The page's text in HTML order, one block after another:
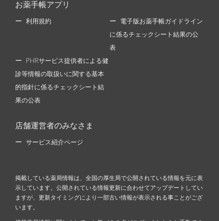
お薬手帳アプリ
利用規約 電子版お薬手帳ガイドライン
に係るチェックシート結果の公
表
PHRサービス提供者による健
診等情報の取扱いに関する基本
的指針に係るチェックシート結
果の公表
店舗運営者のみなさま
サービス紹介ページ
掲載している薬局情報は、全国の厚生局で公開されている情報を元に表
示しています。公開されている情報更新に合わせてアップデートしてい
ますが、更新タイミングにより一部古い情報が表示される事ことがござ
います。